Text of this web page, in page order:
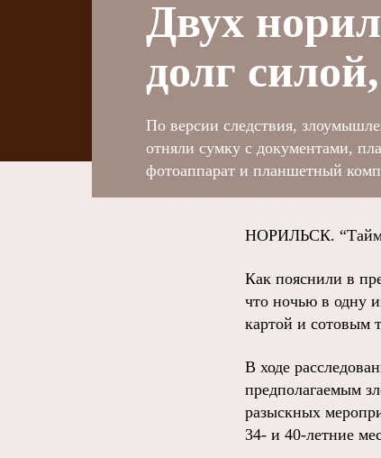
Двух
долг
По версии следствия,
отняли сумку с документами,
фотоаппарат и планшетный
НОРИЛЬСК.
Как пояснили в
что ночью в одну
картой и сотовым
В ходе
предполагаемым
разыскных
34- и 40-летние